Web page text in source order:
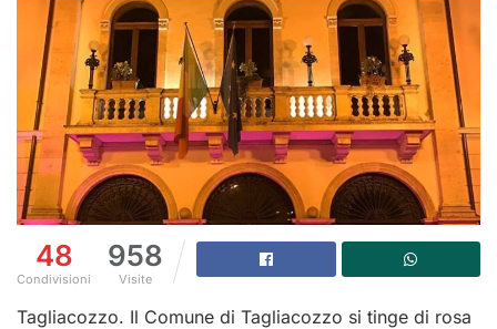
48
Condivisioni
958
Visite
Tagliacozzo. Il Comune di Tagliacozzo si tinge di rosa